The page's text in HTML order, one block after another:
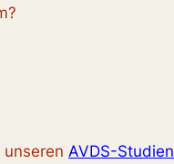
AVDS-